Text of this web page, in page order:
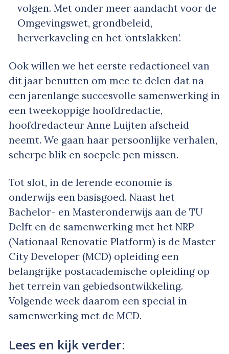
volgen. Met onder meer aandacht voor de
Omgevingswet, grondbeleid,
herverkaveling en het ‘ontslakken’.
Ook willen we het eerste redactioneel van
dit jaar benutten om mee te delen dat na
een jarenlange succesvolle samenwerking in
een tweekoppige hoofdredactie,
hoofdredacteur Anne Luijten afscheid
neemt. We gaan haar persoonlijke verhalen,
scherpe blik en soepele pen missen.
Tot slot, in de lerende economie is
onderwijs een basisgoed. Naast het
Bachelor- en Masteronderwijs aan de TU
Delft en de samenwerking met het NRP
(Nationaal Renovatie Platform) is de Master
City Developer (MCD) opleiding een
belangrijke postacademische opleiding op
het terrein van gebiedsontwikkeling.
Volgende week daarom een special in
samenwerking met de MCD.
Lees en kijk verder: